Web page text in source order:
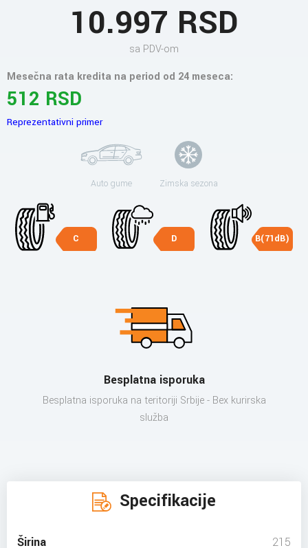
10.997 RSD
sa PDV-om
Mesečna rata kredita na period od 24 meseca:
512 RSD
Reprezentativni primer
Auto gume Zimska sezona
C D B(71dB)
Besplatna isporuka
Besplatna isporuka na teritoriji Srbije - Bex kurirska
služba
Specifikacije
Širina 215